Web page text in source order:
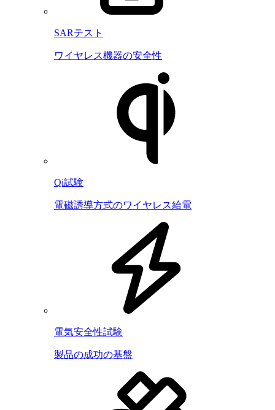
SARテスト
ワイヤレス機器の安全性
Qi試験
電磁誘導方式のワイヤレス給電
電気安全性試験
製品の成功の基盤